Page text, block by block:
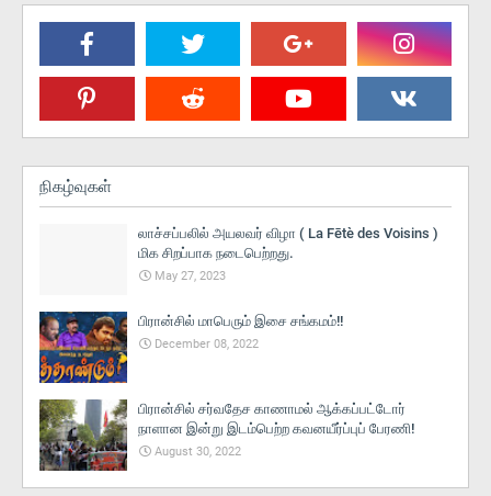
நிகழ்வுகள்
லாச்சப்பலில் அயலவர் விழா ( La Fētè des Voisins )
மிக சிறப்பாக நடைபெற்றது.
May 27, 2023
பிரான்சில் மாபெரும் இசை சங்கமம்!!
December 08, 2022
பிரான்சில் சர்வதேச காணாமல் ஆக்கப்பட்டோர்
நாளான இன்று இடம்பெற்ற கவனயீர்ப்புப் பேரணி!
August 30, 2022